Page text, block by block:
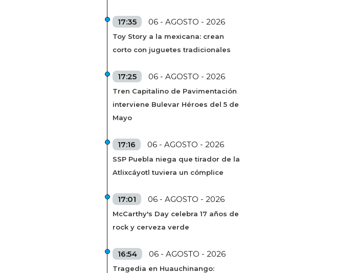
17:35 06 - AGOSTO - 2026
Toy Story a la mexicana: crean
corto con juguetes tradicionales
17:25 06 - AGOSTO - 2026
Tren Capitalino de Pavimentación
interviene Bulevar Héroes del 5 de
Mayo
17:16 06 - AGOSTO - 2026
SSP Puebla niega que tirador de la
Atlixcáyotl tuviera un cómplice
17:01 06 - AGOSTO - 2026
McCarthy's Day celebra 17 años de
rock y cerveza verde
16:54 06 - AGOSTO - 2026
Tragedia en Huauchinango: